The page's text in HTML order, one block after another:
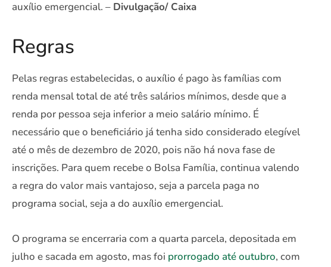
auxílio emergencial. – Divulgação/ Caixa
Regras
Pelas regras estabelecidas, o auxílio é pago às famílias com
renda mensal total de até três salários mínimos, desde que a
renda por pessoa seja inferior a meio salário mínimo. É
necessário que o beneficiário já tenha sido considerado elegível
até o mês de dezembro de 2020, pois não há nova fase de
inscrições. Para quem recebe o Bolsa Família, continua valendo
a regra do valor mais vantajoso, seja a parcela paga no
programa social, seja a do auxílio emergencial.
O programa se encerraria com a quarta parcela, depositada em
julho e sacada em agosto, mas foi prorrogado até outubro, com